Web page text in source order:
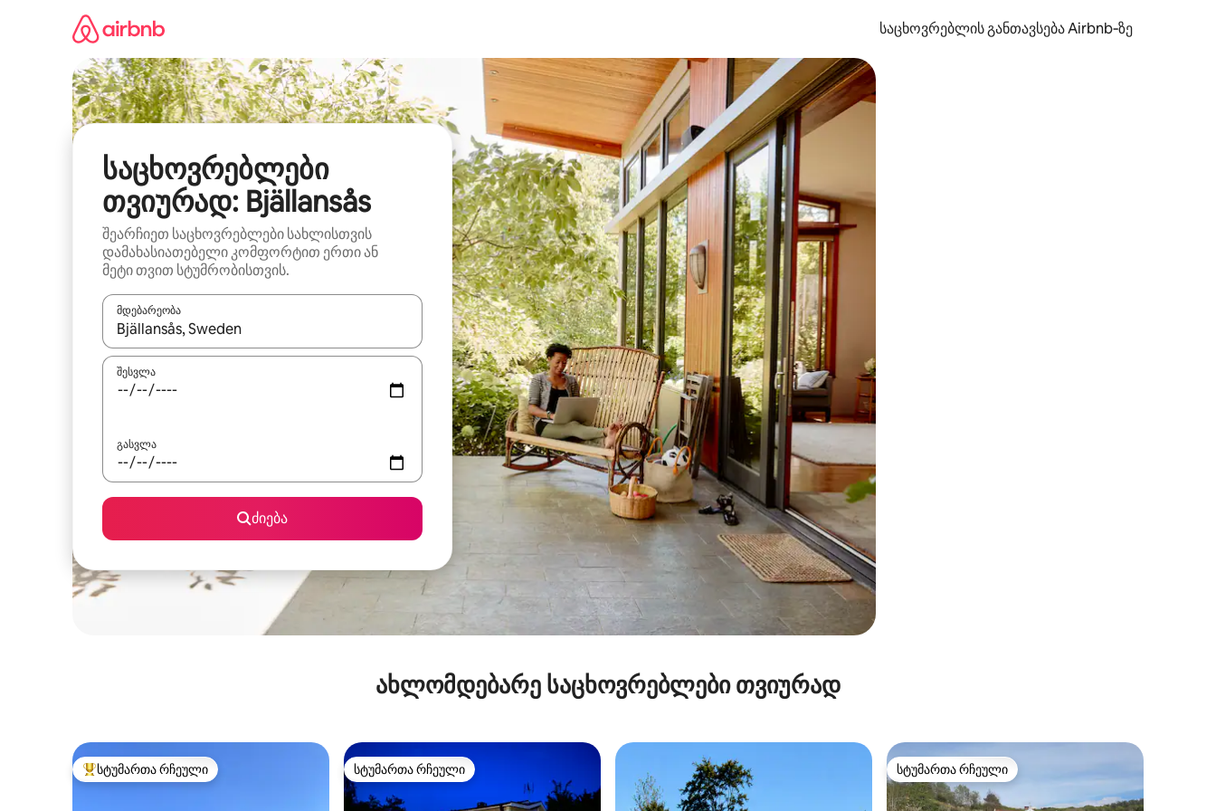
საცხოვრებლის განთავსება Airbnb‑ზე
საცხოვრებლები
თვიურად: Bjällansås
შეარჩიეთ საცხოვრებლები სახლისთვის
დამახასიათებელი კომფორტით ერთი ან
მეტი თვით სტუმრობისთვის.
მდებარეობა
როცა შედეგები ხელმისაწვდომი გახდება, ნავიგაციისთვის გამოიყენეთ კლავიშები ზემოთ/ქვემოთ მიმართული ისრებით ან შეხებისა თუ თითის გასმის ჟესტები.
შესვლა
გასვლა
ძიება
ახლომდებარე საცხოვრებლები თვიურად
სტუმართა რჩეული მოწინავე ვარიანტი
სტუმართა რჩეული სტუმართა რჩეული
სტუმართა რჩეული სტუმართა რჩეული
სტუმართა რჩეული